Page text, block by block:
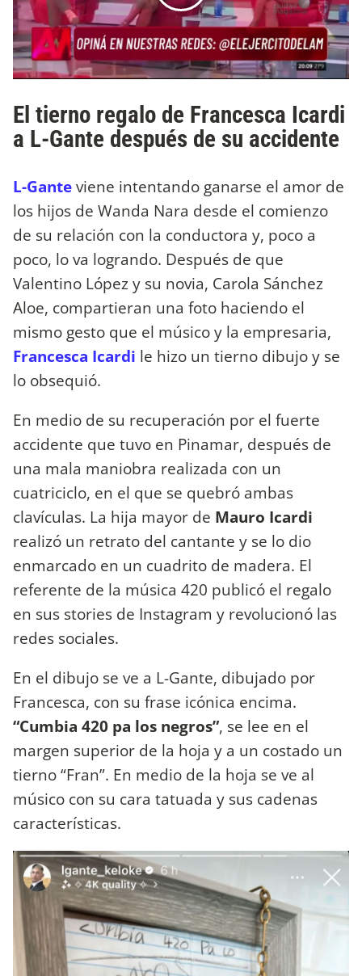
El tierno regalo de Francesca Icardi
a L-Gante después de su accidente
L-Ganteviene intentando ganarse el amor de
los hijos de Wanda Nara desde el comienzo
de su relación con la conductora y, poco a
poco, lo va logrando. Después de que
Valentino López y su novia, Carola Sánchez
Aloe, compartieran una foto haciendo el
mismo gesto que el músico y la empresaria,
Francesca Icardi le hizo un tierno dibujo y se
lo obsequió.
En medio de su recuperación por el fuerte
accidente que tuvo en Pinamar, después de
una mala maniobra realizada con un
cuatriciclo, en el que se quebró ambas
clavículas. La hija mayor de Mauro Icardi
realizó un retrato del cantante y se lo dio
enmarcado en un cuadrito de madera. El
referente de la música 420 publicó el regalo
en sus stories de Instagram y revolucionó las
redes sociales.
En el dibujo se ve a L-Gante, dibujado por
Francesca, con su frase icónica encima.
“Cumbia 420 pa los negros”, se lee en el
margen superior de la hoja y a un costado un
tierno “Fran”. En medio de la hoja se ve al
músico con su cara tatuada y sus cadenas
características.